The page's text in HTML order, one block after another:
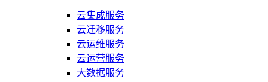
云集成服务
云迁移服务
云运维服务
云运营服务
大数据服务